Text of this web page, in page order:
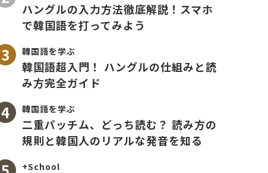
ハングルの入力方法徹底解説！スマホ
で韓国語を打ってみよう
韓国語を学ぶ
韓国語超入門！ ハングルの仕組みと読
み方完全ガイド
韓国語を学ぶ
二重パッチム、どっち読む？ 読み方の
規則と韓国人のリアルな発音を知る
+School